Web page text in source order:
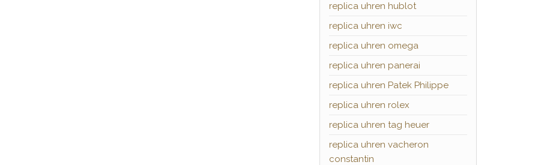
replica uhren hublot
replica uhren iwc
replica uhren omega
replica uhren panerai
replica uhren Patek Philippe
replica uhren rolex
replica uhren tag heuer
replica uhren vacheron
constantin